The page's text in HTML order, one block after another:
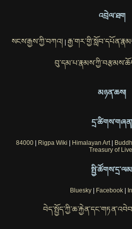
འབྲེལ་ཐག
སངས་རྒྱས་ཀྱི་བཀའ།|
མཉན་ཆས།
དྲ་ཚིགས་གཞན།
84000| Rigpa Wiki | Himalayan Art|
Treasury of
Bluesky| Facebook|